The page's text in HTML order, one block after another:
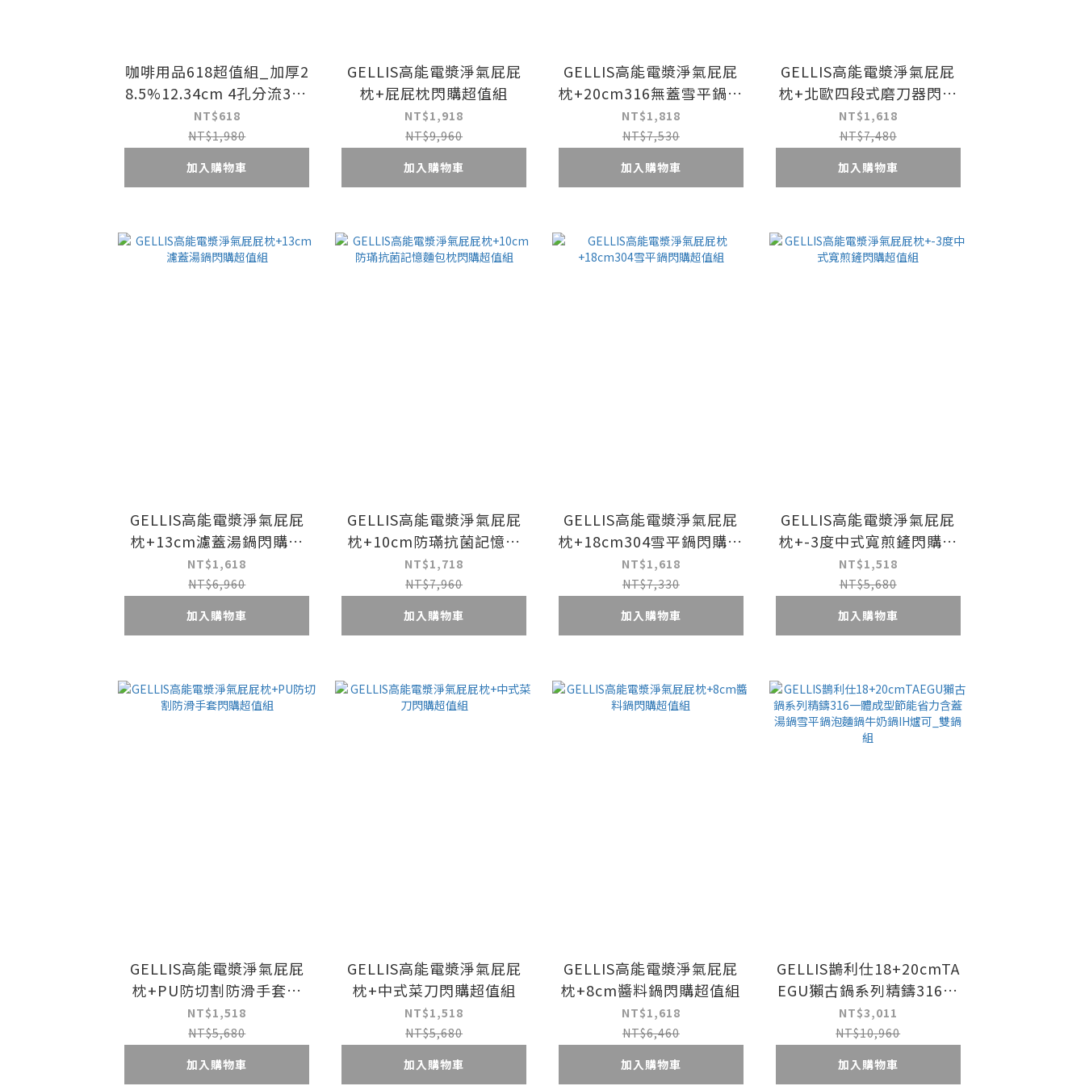
咖啡用品618超值組_加厚2
8.5%12.34cm 4孔分流300
目免濾紙防燙304雙層咖啡
濾網杯+定量咖啡勺
NT$618
NT$1,980
加入購物車
GELLIS高能電漿淨氣屁屁
枕+屁屁枕閃購超值組
NT$1,918
NT$9,960
加入購物車
GELLIS高能電漿淨氣屁屁
枕+20cm316無蓋雪平鍋閃
購超值組
NT$1,818
NT$7,530
加入購物車
GELLIS高能電漿淨氣屁屁
枕+北歐四段式磨刀器閃購
超值組
NT$1,618
NT$7,480
加入購物車
GELLIS高能電漿淨氣屁屁
枕+13cm濾蓋湯鍋閃購超
值組
NT$1,618
NT$6,960
加入購物車
GELLIS高能電漿淨氣屁屁
枕+10cm防璊抗菌記憶麵
包枕閃購超值組
NT$1,718
NT$7,960
加入購物車
GELLIS高能電漿淨氣屁屁
枕+18cm304雪平鍋閃購超
值組
NT$1,618
NT$7,330
加入購物車
GELLIS高能電漿淨氣屁屁
枕+-3度中式寬煎鏟閃購超
值組
NT$1,518
NT$5,680
加入購物車
GELLIS高能電漿淨氣屁屁
枕+PU防切割防滑手套閃
購超值組
NT$1,518
NT$5,680
加入購物車
GELLIS高能電漿淨氣屁屁
枕+中式菜刀閃購超值組
NT$1,518
NT$5,680
加入購物車
GELLIS高能電漿淨氣屁屁
枕+8cm醬料鍋閃購超值組
NT$1,618
NT$6,460
加入購物車
GELLIS鵲利仕18+20cmTA
EGU獺古鍋系列精鑄316一
體成型節能省力含蓋湯鍋雪
平鍋泡麵鍋牛奶鍋IH爐可_
雙鍋組
NT$3,011
NT$10,960
加入購物車